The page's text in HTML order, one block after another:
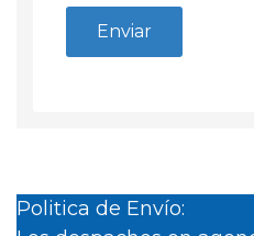
Politica de Envío: